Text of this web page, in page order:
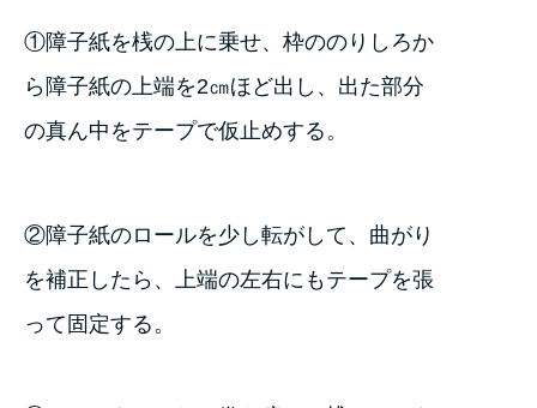
①障子紙を桟の上に乗せ、枠ののりしろか
ら障子紙の上端を2㎝ほど出し、出た部分
の真ん中をテープで仮止めする。
②障子紙のロールを少し転がして、曲がり
を補正したら、上端の左右にもテープを張
って固定する。